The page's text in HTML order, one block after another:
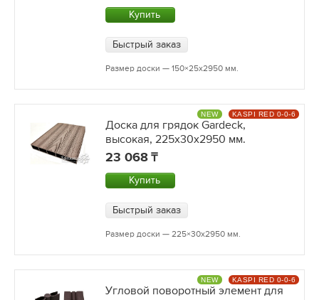
Купить
Быстрый заказ
Размер доски — 150×25х2950 мм.
Доска для грядок Gardeck,
высокая, 225x30х2950 мм.
23 068
Купить
Быстрый заказ
Размер доски — 225×30х2950 мм.
NEW KASPI RED 0-0-6
Угловой поворотный элемент для
NEW KASPI RED 0-0-6